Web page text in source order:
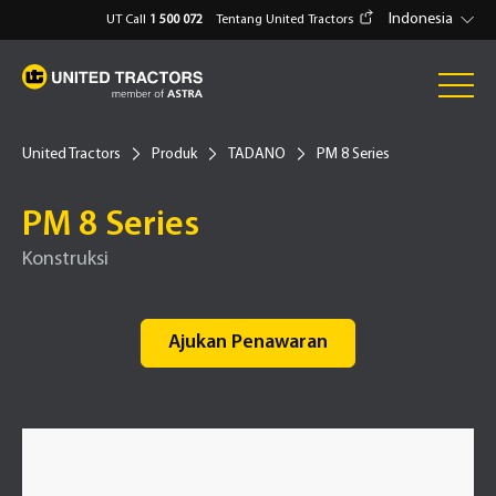
UT Call 1 500 072 Tentang United Tractors Indonesia
United Tractors Produk TADANO PM 8 Series
PM 8 Series
Konstruksi
Ajukan Penawaran